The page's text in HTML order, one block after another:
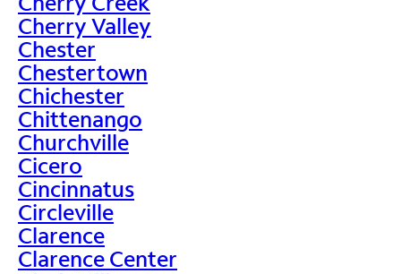
Cherry Valley
Chester
Chestertown
Chichester
Chittenango
Churchville
Cicero
Cincinnatus
Circleville
Clarence
Clarence Center